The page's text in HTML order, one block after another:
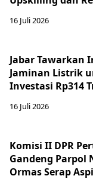
16 Juli 2026
Jabar Tawarkan
Jaminan Listrik
Investasi Rp314
16 Juli 2026
Komisi II DPR
Gandeng Parpol
Ormas Serap